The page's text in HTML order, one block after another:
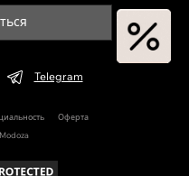
Telegram
Оферта